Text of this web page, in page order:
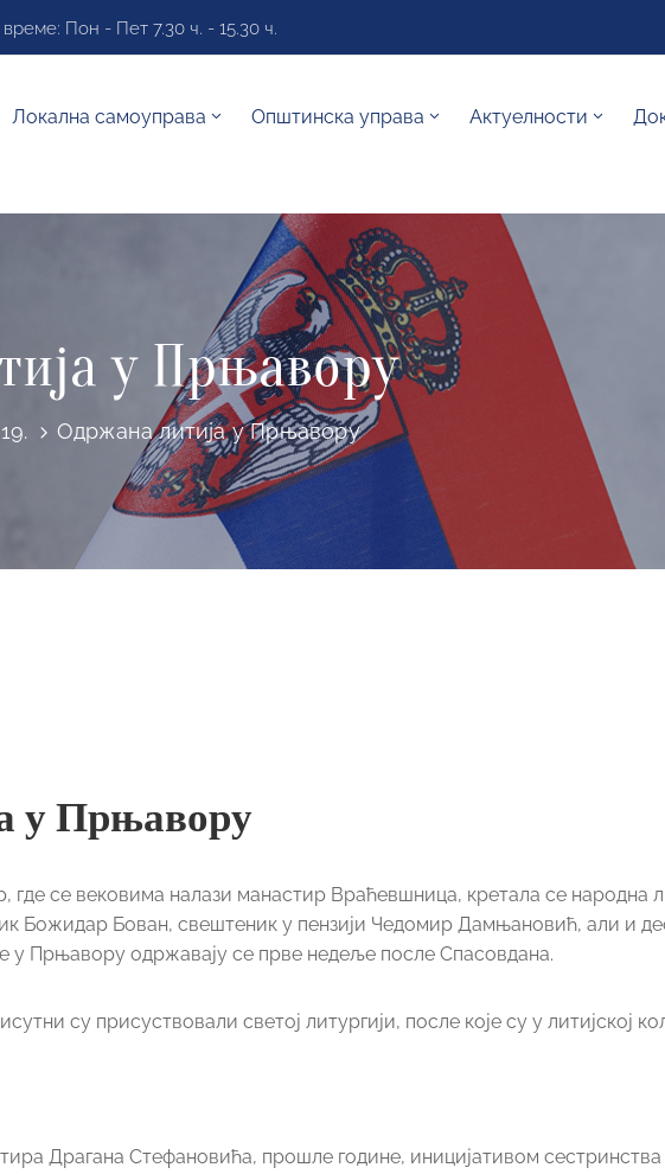
Пон - Пет 7.30 ч. - 15.30 ч.
Локална самоуправа Општинска управа Актуелности
у Прњавору
Одржана литија у Прњавору
у Прњавору
се вековима налази манастир Враћевшница, кретала се народна
Божидар Бован, свештеник у пензији Чедомир Дамњановић, али и
у Прњавору одржавају се прве недеље после Спасовдана.
су присуствовали светој литургији, после које су у литијској
Драгана Стефановића, прошле године, иницијативом